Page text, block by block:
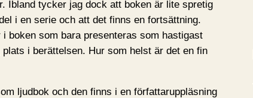
Ibland tycker jag dock att boken är lite spretig
i en serie och att det finns en fortsättning.
boken som bara presenteras som hastigast
i berättelsen. Hur som helst är det en fin
ljudbok och den finns i en författaruppläsning